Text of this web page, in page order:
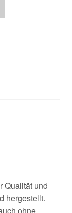
Qualität und
hergestellt.